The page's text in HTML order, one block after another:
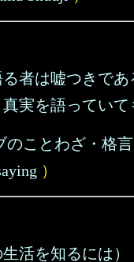
者は嘘つきであ
実を語っていて
のことわざ・格言
）
生活を知るには）